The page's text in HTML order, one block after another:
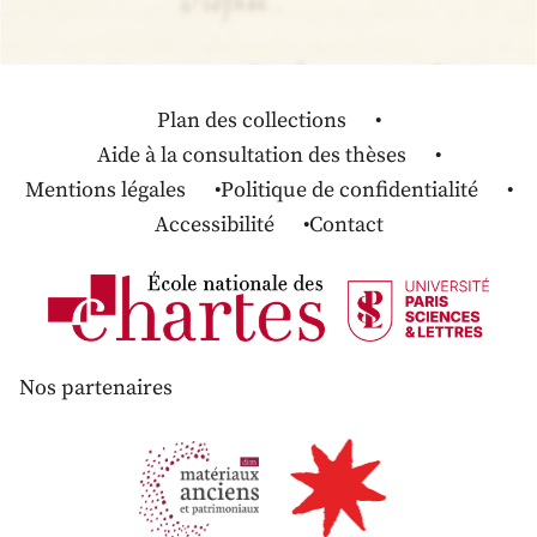
Plan des collections
Aide à la consultation des thèses
Mentions légales
Politique de confidentialité
Accessibilité
Contact
Nos partenaires